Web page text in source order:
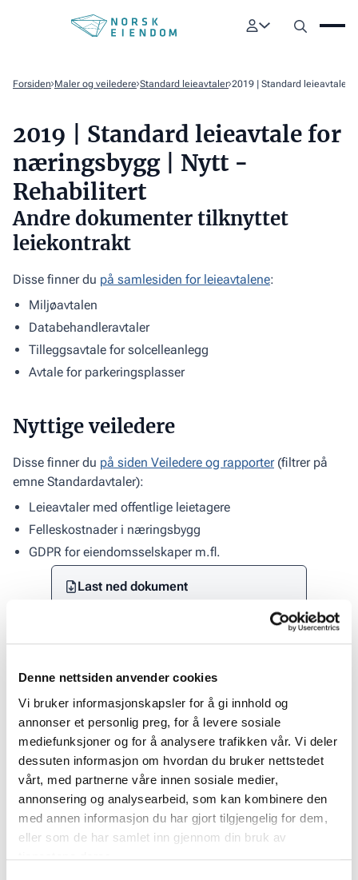
Denne nettsiden anvender cookies
Vi bruker informasjonskapsler for å gi innhold og
annonser et personlig preg, for å levere sosiale
mediefunksjoner og for å analysere trafikken vår. Vi deler
dessuten informasjon om hvordan du bruker nettstedet
vårt, med partnerne våre innen sosiale medier,
annonsering og analysearbeid, som kan kombinere den
med annen informasjon du har gjort tilgjengelig for dem,
eller som de har samlet inn gjennom din bruk av
Forsiden Maler og veiledere Standard leieavtaler 2019 | Standard leieavtale
Last ned dokument
Link
Dette innholdet er kun
medlemmer
Logg inn
Bli medlem
Hvis du jobber i en av våre
medlemsbedrifter, kan du registere deg
for å få adgang til maler og andre låste
2019 | Standard leieavtale for
næringsbygg | Nytt -
Rehabilitert
Andre dokumenter tilknyttet
leiekontrakt
Disse finner du på samlesiden for leieavtalene:
Miljøavtalen
Databehandleravtaler
Tilleggsavtale for solcelleanlegg
Avtale for parkeringsplasser
Nyttige veiledere
Disse finner du på siden Veiledere og rapporter(filtrer på
emne Standardavtaler):
Leieavtaler med offentlige leietagere
Felleskostnader i næringsbygg
GDPR for eiendomsselskaper m.fl.